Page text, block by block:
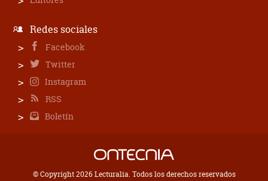
Redes sociales
Facebook
Twitter
Instagram
RSS
Boletín
© Copyright 2026 Lecturalia. Todos los derechos reservados